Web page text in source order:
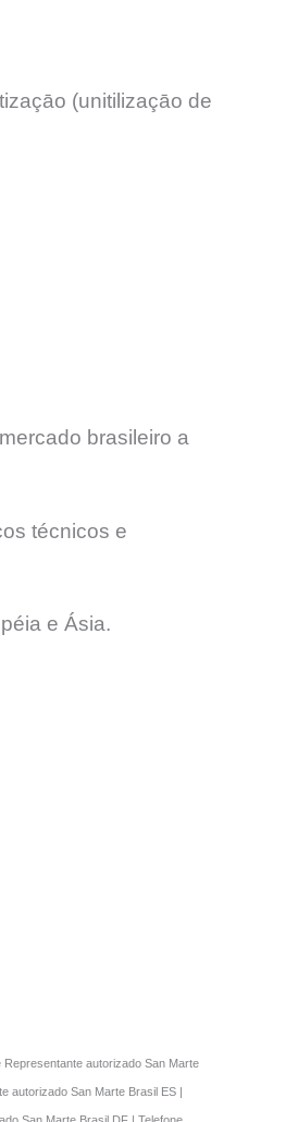
(unitilizaçāo de
brasileiro a
técnicos e
e Ásia.
autorizado San Marte
autorizado San Marte Brasil ES |